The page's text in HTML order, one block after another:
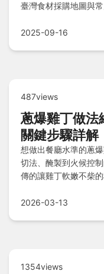
臺灣食材採購地圖與
2025-09-16
487views
蔥爆雞丁做法
關鍵步驟詳解
想做出餐廳水準的蔥
切法、醃製到火候控
傳的讓雞丁軟嫩不柴
2026-03-13
1354views